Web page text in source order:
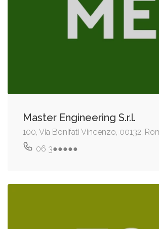
Master Engineering S.r.l.
100, Via Bonifati Vincenzo, 00132,
06 3●●●●●